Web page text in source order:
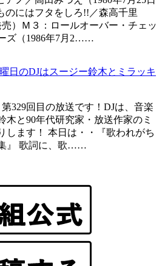
のにはフタをしろ!!／森高千里
売）Ｍ３：ロールオーバー・チェッ
ズ（1986年7月2……
曜日のDJはスージー鈴木とミラッキ
329回目の放送です！DJは、音楽
木と90年代研究家・放送作家のミ
します！ 本日は・・『歌われがち
』 歌詞に、歌……